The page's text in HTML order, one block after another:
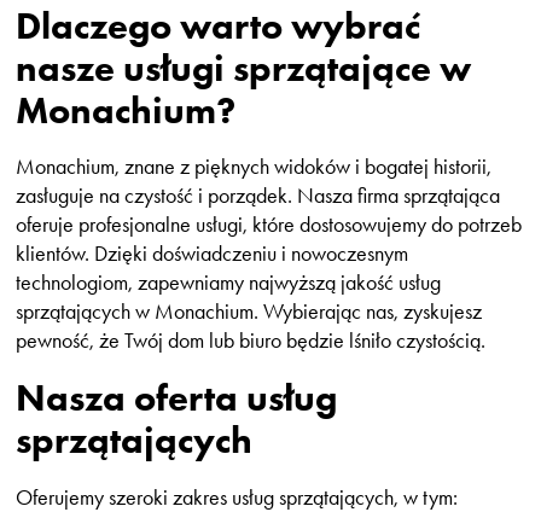
Dlaczego warto wybrać
nasze usługi sprzątające w
Monachium?
Monachium, znane z pięknych widoków i bogatej historii,
zasługuje na czystość i porządek. Nasza firma sprzątająca
oferuje profesjonalne usługi, które dostosowujemy do potrzeb
klientów. Dzięki doświadczeniu i nowoczesnym
technologiom, zapewniamy najwyższą jakość usług
sprzątających w Monachium. Wybierając nas, zyskujesz
pewność, że Twój dom lub biuro będzie lśniło czystością.
Nasza oferta usług
sprzątających
Oferujemy szeroki zakres usług sprzątających, w tym: